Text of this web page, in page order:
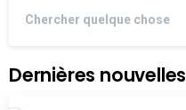
Dernières nouvelles